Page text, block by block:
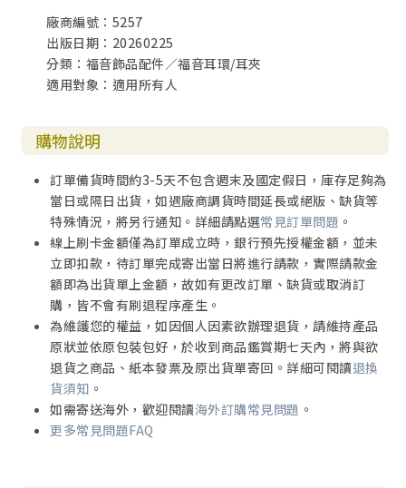
廠商編號：5257
出版日期：20260225
分類：福音飾品配件／福音耳環/耳夾
適用對象：適用所有人
購物說明
訂單備貨時間約3-5天不包含週末及國定假日，庫存足夠為
當日或隔日出貨，如遇廠商調貨時間延長或絕版、缺貨等
特殊情況，將另行通知。詳細請點選常見訂單問題 。
線上刷卡金額僅為訂單成立時，銀行預先授權金額，並未
立即扣款，待訂單完成寄出當日將進行請款，實際請款金
額即為出貨單上金額，故如有更改訂單、缺貨或取消訂
購，皆不會有刷退程序產生。
為維護您的權益，如因個人因素欲辦理退貨，請維持產品
原狀並依原包裝包好，於收到商品鑑賞期七天內，將與欲
退貨之商品、紙本發票及原出貨單寄回。詳細可閱讀退換
貨須知 。
如需寄送海外，歡迎閱讀海外訂購常見問題 。
更多常見問題FAQ